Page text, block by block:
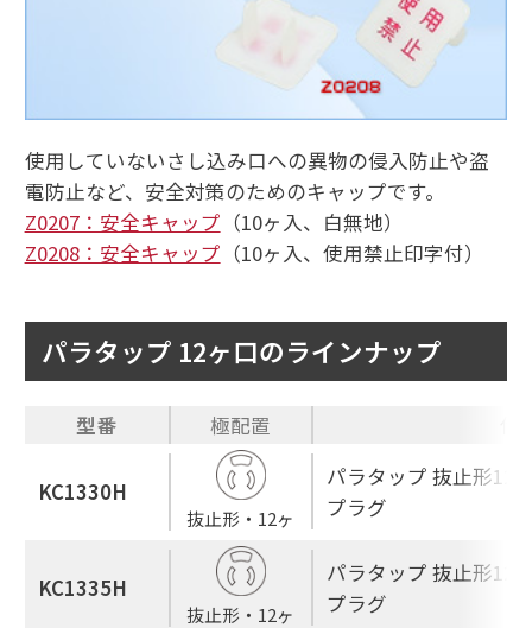
使用していないさし込み口への異物の侵入防止や盗
電防止など、安全対策のためのキャップです。
Z0207：安全キャップ （10ヶ入、白無地）
Z0208：安全キャップ （10ヶ入、使用禁止印字付）
パラタップ 12ヶ口のラインナップ
型番 極配置
KC1330H
抜止形・12ヶ
パラタップ 抜止形12
プラグ
KC1335H
抜止形・12ヶ
パラタップ 抜止形12
プラグ